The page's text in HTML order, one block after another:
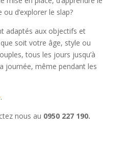
d’explorer le slap?
adaptés aux objectifs et
soit votre âge, style ou
tous les jours jusqu’à
journée, même pendant les
.
nous au 0950 227 190.